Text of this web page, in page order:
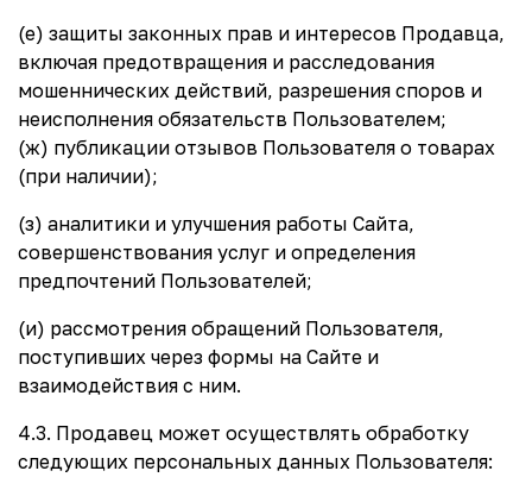
(е) защиты законных прав и интересов Продавца,
включая предотвращения и расследования
мошеннических действий, разрешения споров и
неисполнения обязательств Пользователем;
(ж) публикации отзывов Пользователя о товарах
(при наличии);
(з) аналитики и улучшения работы Сайта,
совершенствования услуг и определения
предпочтений Пользователей;
(и) рассмотрения обращений Пользователя,
поступивших через формы на Сайте и
взаимодействия с ним.
4.3. Продавец может осуществлять обработку
следующих персональных данных Пользователя: